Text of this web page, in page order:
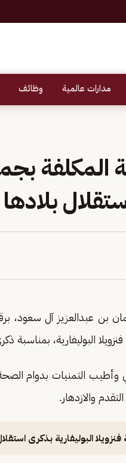
مدارات عالمية وظائف
المكلفة
بلادها
بن عبدالعزيز آل سعود،
البوليفارية، بمناسبة
وأطيب التمنيات بدوام
والازدهار.
البوليفارية بذكرى